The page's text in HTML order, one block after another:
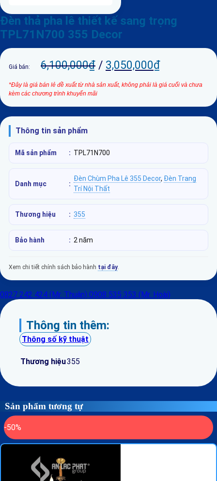
Đèn thả pha lê thiết kế sang trọng
TPL71N700 355 Decor
Giá bán: 6,100,000₫ / 3,050,000₫
*Đây là giá bán lẻ đề xuất từ nhà sản xuất, không phải là giá cuối và chưa
kèm các chương trình khuyến mãi
Thông tin sản phẩm
Mã sản phẩm : TPL71N700
Danh mục :
Đèn Chùm Pha Lê 355 Decor, Đèn Trang
Trí Nội Thất
Thương hiệu : 355
Bảo hành : 2 năm
Xem chi tiết chính sách bảo hành tại đây.
0827 242 424 (Mr. Thuận) 0908 535 353 (Mr. Hoài)
Thông tin thêm:
Thông số kỹ thuật
Thương hiệu355
Sản phẩm tương tự
-50%